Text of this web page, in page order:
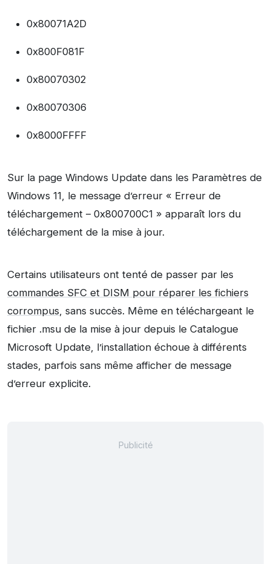
0x80071A2D
0x800F081F
0x80070302
0x80070306
0x8000FFFF
Sur la page Windows Update dans les Paramètres de
Windows 11, le message d’erreur « Erreur de
téléchargement – 0x800700C1 » apparaît lors du
téléchargement de la mise à jour.
Certains utilisateurs ont tenté de passer par les
commandes SFC et DISM pour réparer les fichiers
corrompus, sans succès. Même en téléchargeant le
fichier .msu de la mise à jour depuis le Catalogue
Microsoft Update, l’installation échoue à différents
stades, parfois sans même afficher de message
d’erreur explicite.